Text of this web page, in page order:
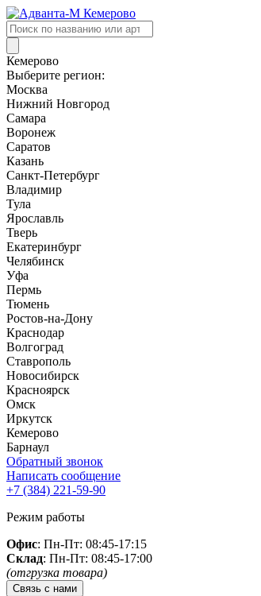
Поиск
товаров
Кемерово
Выберите регион:
Москва
Нижний Новгород
Самара
Воронеж
Саратов
Казань
Санкт-Петербург
Владимир
Тула
Ярославль
Тверь
Екатеринбург
Челябинск
Уфа
Пермь
Тюмень
Ростов-на-Дону
Краснодар
Волгоград
Ставрополь
Новосибирск
Красноярск
Омск
Иркутск
Кемерово
Барнаул
Обратный звонок
Написать сообщение
+7 (384) 221-59-90
Режим работы
Офис: Пн-Пт: 08:45-17:15
Склад: Пн-Пт: 08:45-17:00
(отгрузка товара)
Связь с нами